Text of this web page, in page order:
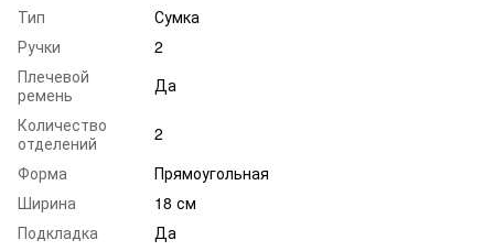
Тип
Сумка
Ручки
2
Плечевой
ремень
Да
Количество
отделений
2
Форма
Прямоугольная
Ширина
18 см
Подкладка
Да